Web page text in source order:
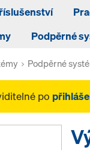
Podpěrné
Podpěrné
po